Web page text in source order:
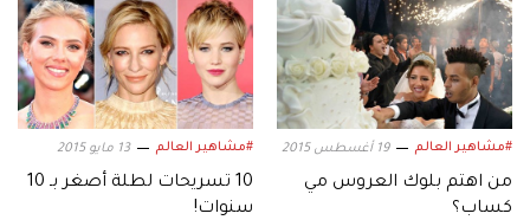
#مشاهير العالم 19 أغسطس 2015
من اهتم بلوك العروس مي
كساب؟
#مشاهير العالم 13 مايو 2015
10 تسريحات لطلة أصغر بـ 10
سنوات!